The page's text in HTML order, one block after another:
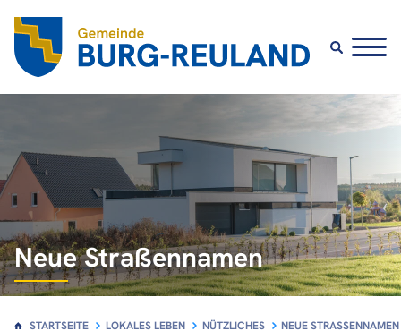
Neue Straßennamen
STARTSEITE LOKALES LEBEN NÜTZLICHES NEUE STRASSENNAMEN
Lokales Leben
Vereine und Vereinigungen
Abfall und Recycling
Wirtschaft
Schulen